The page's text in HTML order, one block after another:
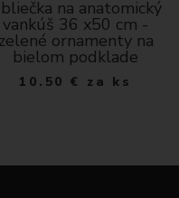
na anatomický
vankúš 36 x50 cm -
zelené ornamenty na
bielom podklade
10.50 € za ks